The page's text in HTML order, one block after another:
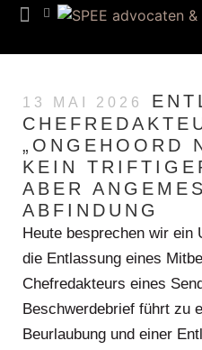
13 MAI 2026
„ONGEHOORD
KEIN
ABER
ABFINDUNG
Heute besprechen wir ein
die Entlassung eines
Chefredakteurs eines
Beschwerdebrief führt zu
Beurlaubung und einer